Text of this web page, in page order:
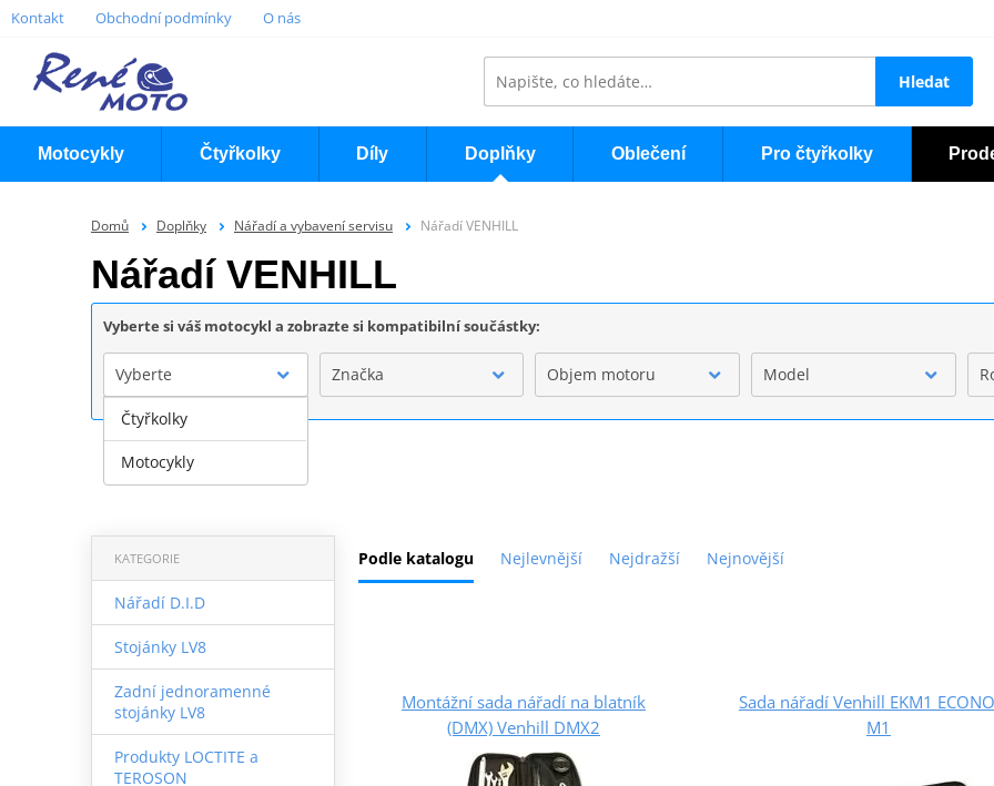
Kontakt Obchodní podmínky O nás
Hledat
Motocykly Čtyřkolky Díly Doplňky Oblečení Pro čtyřkolky
Domů Doplňky Nářadí a vybavení servisu Nářadí VENHILL
Nářadí VENHILL
Vyberte si váš motocykl a zobrazte si kompatibilní součástky:
Vyberte Značka Objem motoru Model
Podle katalogu Nejlevnější Nejdražší Nejnovější
KATEGORIE
Nářadí D.I.D
Stojánky LV8
Zadní jednoramenné
stojánky LV8
Produkty LOCTITE a
TEROSON
Montážní sada nářadí na blatník
(DMX) Venhill DMX2
Sada nářadí Venhill EKM1
M1
Čtyřkolky
Motocykly